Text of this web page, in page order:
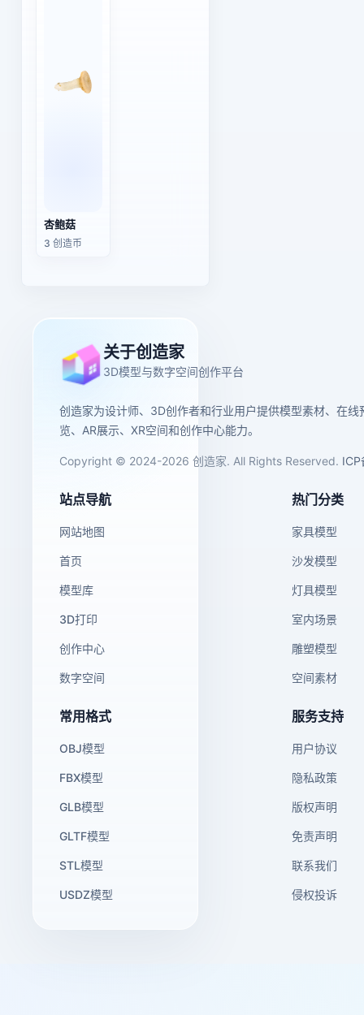
杏鲍菇
3 创造币
关于创造家
3D模型与数字空间创作平台
创造家为设计师、3D创作者和行业用户提供模型素材、在线
览、AR展示、XR空间和创作中心能力。
Copyright © 2024-2026 创造家. All Rights Reserved. ICP
站点导航
网站地图
首页
模型库
3D打印
创作中心
数字空间
热门分类
家具模型
沙发模型
灯具模型
室内场景
雕塑模型
空间素材
常用格式
OBJ模型
FBX模型
GLB模型
GLTF模型
STL模型
USDZ模型
服务支持
用户协议
隐私政策
版权声明
免责声明
联系我们
侵权投诉